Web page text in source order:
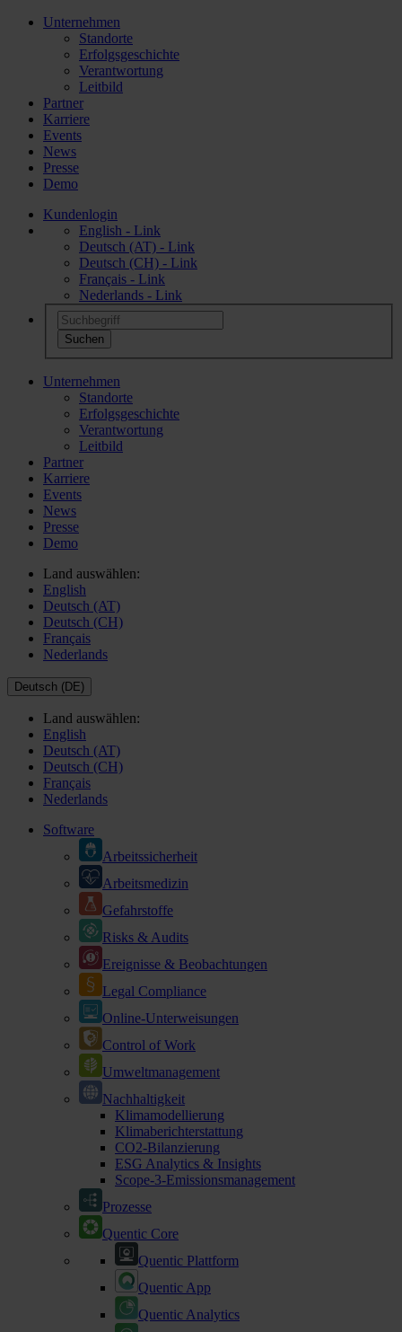
Unternehmen
Standorte
Erfolgsgeschichte
Verantwortung
Leitbild
Partner
Karriere
Events
News
Presse
Demo
Kundenlogin
English - Link
Deutsch (AT) - Link
Deutsch (CH) - Link
Français - Link
Nederlands - Link
Unternehmen
Standorte
Erfolgsgeschichte
Verantwortung
Leitbild
Partner
Karriere
Events
News
Presse
Demo
Land auswählen:
English
Deutsch (AT)
Deutsch (CH)
Français
Nederlands
Deutsch (DE)
Land auswählen:
English
Deutsch (AT)
Deutsch (CH)
Français
Nederlands
Software
Arbeitssicherheit
Arbeitsmedizin
Gefahrstoffe
Risks & Audits
Ereignisse & Beobachtungen
Legal Compliance
Online-Unterweisungen
Control of Work
Umweltmanagement
Nachhaltigkeit
Klimamodellierung
Klimaberichterstattung
CO2-Bilanzierung
ESG Analytics & Insights
Scope-3-Emissionsmanagement
Prozesse
Quentic Core
Quentic Plattform
Quentic App
Quentic Analytics